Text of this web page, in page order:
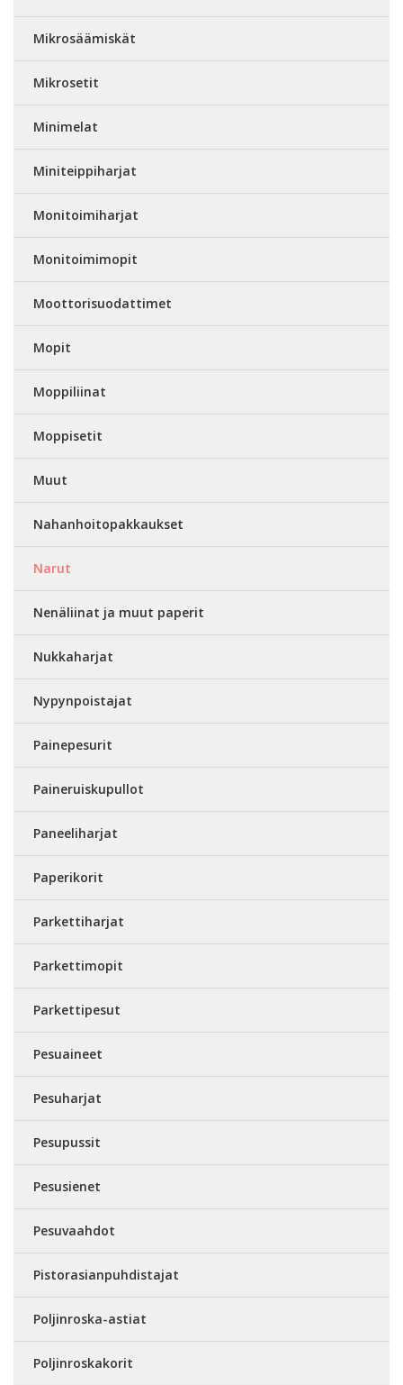
Mikrosäämiskät
Mikrosetit
Minimelat
Miniteippiharjat
Monitoimiharjat
Monitoimimopit
Moottorisuodattimet
Mopit
Moppiliinat
Moppisetit
Muut
Nahanhoitopakkaukset
Narut
Nenäliinat ja muut paperit
Nukkaharjat
Nypynpoistajat
Painepesurit
Paineruiskupullot
Paneeliharjat
Paperikorit
Parkettiharjat
Parkettimopit
Parkettipesut
Pesuaineet
Pesuharjat
Pesupussit
Pesusienet
Pesuvaahdot
Pistorasianpuhdistajat
Poljinroska-astiat
Poljinroskakorit